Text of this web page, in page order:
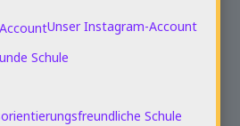
Unser Instagram-Account